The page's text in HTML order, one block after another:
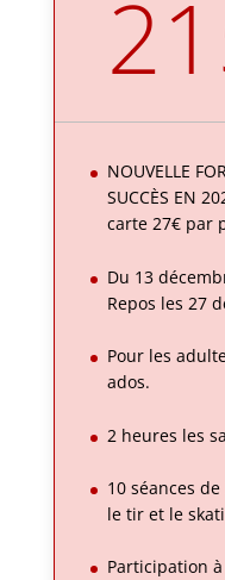
NOUVELLE
SUCCÈS EN
carte 27€ par
Du 13
Repos les 27
Pour les
ados.
2 heures les
10 séances
le tir et le
Participation